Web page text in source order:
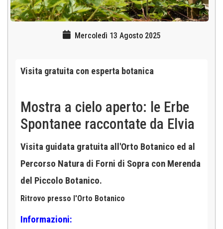
Mercoledì 13 Agosto 2025
Visita gratuita con esperta botanica
Mostra a cielo aperto: le Erbe
Spontanee raccontate da Elvia
Visita guidata gratuita all'Orto Botanico ed al
Percorso Natura di Forni di Sopra con Merenda
del Piccolo Botanico.
Ritrovo presso l'Orto Botanico
Informazioni: